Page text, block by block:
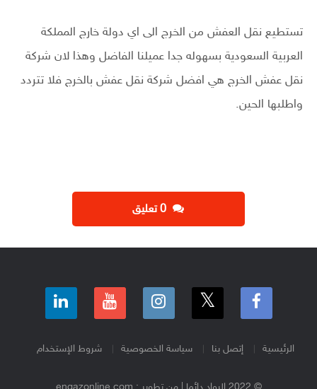
تستطيع نقل العفش من الخرج الى اي دولة خارج المملكة
العربية السعودية بسهوله جدا عميلنا الفاضل وهذا لان شركة
نقل عفش الخرج هي افضل شركة نقل عفش بالخرج فلا تتردد
واطلبها الحين.
الرئيسية إتصل بنا سياسة الخصوصية شروط الإستخدام